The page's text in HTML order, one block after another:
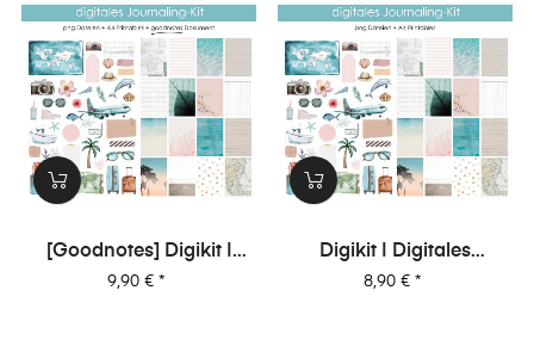
[Goodnotes] Digikit |
Digitales Journalingkit -
Preis
9,90 € *
Digikit | Digitales
Journalingkit -
Preis
8,90 € *